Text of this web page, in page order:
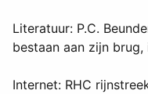
Literatuur: P.C.
bestaan aan zijn brug,
Internet: RHC